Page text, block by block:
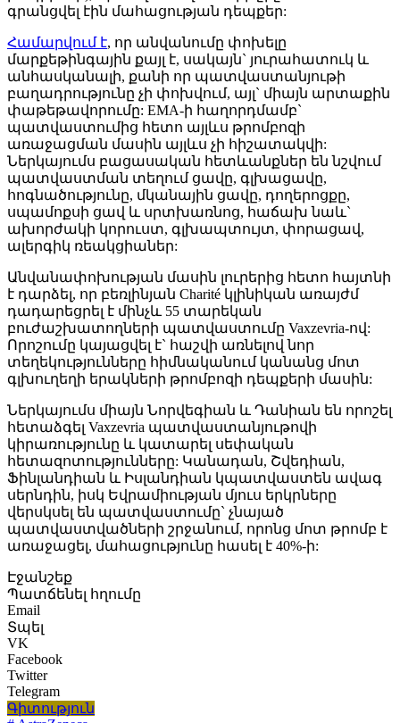
գրանցվել էին մահացության դեպքեր:
Համարվում է, որ անվանումը փոխելը
մարքեթինգային քայլ է, սակայն` յուրահատուկ և
անհասկանալի, քանի որ պատվաստանյութի
բաղադրությունը չի փոխվում, այլ` միայն արտաքին
փաթեթավորումը: EMA-ի հաղորդմամբ`
պատվաստումից հետո այլևս թրոմբոզի
առաջացման մասին այլևս չի հիշատակվի:
Ներկայումս բացասական հետևանքներ են նշվում
պատվաստման տեղում ցավը, գլխացավը,
հոգնածությունը, մկանային ցավը, դողերոցքը,
սպամոքսի ցավ և սրտխառնոց, հաճախ նաև`
ախորժակի կորուստ, գլխապտույտ, փորացավ,
ալերգիկ ռեակցիաներ:
Անվանափոխության մասին լուրերից հետո հայտնի
է դարձել, որ բեռլինյան Charité կլինիկան առայժմ
դադարեցրել է մինչև 55 տարեկան
բուժաշխատողների պատվաստումը Vaxzevria-ով:
Որոշումը կայացվել է` հաշվի առնելով նոր
տեղեկությունները հիմնականում կանանց մոտ
գլխուղեղի երակների թրոմբոզի դեպքերի մասին:
Ներկայումս միայն Նորվեգիան և Դանիան են որոշել
հետաձգել Vaxzevria պատվաստանյութովի
կիրառությունը և կատարել սեփական
հետազոտությունները: Կանադան, Շվեդիան,
Ֆինլանդիան և Իսլանդիան կպատվաստեն ավագ
սերնդին, իսկ Եվրամիության մյուս երկրները
վերսկսել են պատվաստումը` չնայած
պատվաստվածների շրջանում, որոնց մոտ թրոմբ է
առաջացել, մահացությունը հասել է 40%-ի:
Էջանշեք
Պատճենել հղումը
Email
Տպել
VK
Facebook
Twitter
Telegram
Գիտություն